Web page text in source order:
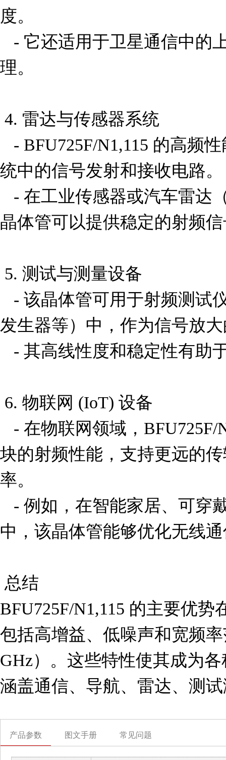
度。
理。
统中的信号发射和接收电路。
晶体管可以提供稳定的射频
发生器等）中，作为信号放
块的射频性能，支持更远的
率。
中，该晶体管能够优化无线
BFU725F/N1,115 的主要优
包括高增益、低噪声和宽频
GHz）。这些特性使其成为
涵盖通信、导航、雷达、测
产品参数 图文手册 常见问题